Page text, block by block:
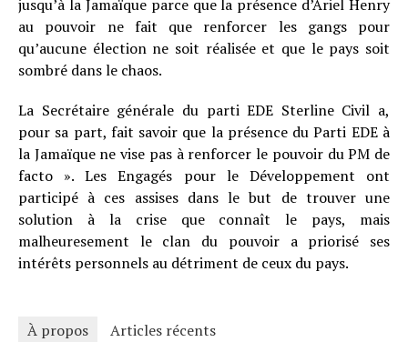
jusqu’à la Jamaïque parce que la présence d’Ariel Henry
au pouvoir ne fait que renforcer les gangs pour
qu’aucune élection ne soit réalisée et que le pays soit
sombré dans le chaos.
La Secrétaire générale du parti EDE Sterline Civil a,
pour sa part, fait savoir que la présence du Parti EDE à
la Jamaïque ne vise pas à renforcer le pouvoir du PM de
facto ». Les Engagés pour le Développement ont
participé à ces assises dans le but de trouver une
solution à la crise que connaît le pays, mais
malheuresement le clan du pouvoir a priorisé ses
intérêts personnels au détriment de ceux du pays.
À propos Articles récents